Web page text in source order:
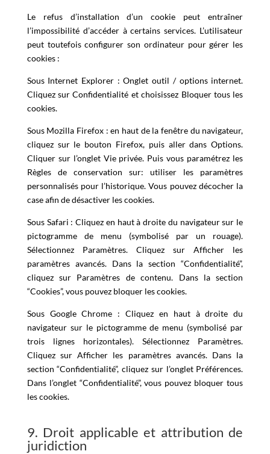
Le refus d’installation d’un cookie peut entraîner
l’impossibilité d’accéder à certains services. L’utilisateur
peut toutefois configurer son ordinateur pour gérer les
cookies :
Sous Internet Explorer : Onglet outil / options internet.
Cliquez sur Confidentialité et choisissez Bloquer tous les
cookies.
Sous Mozilla Firefox : en haut de la fenêtre du navigateur,
cliquez sur le bouton Firefox, puis aller dans Options.
Cliquer sur l’onglet Vie privée. Puis vous paramétrez les
Règles de conservation sur: utiliser les paramètres
personnalisés pour l’historique. Vous pouvez décocher la
case afin de désactiver les cookies.
Sous Safari : Cliquez en haut à droite du navigateur sur le
pictogramme de menu (symbolisé par un rouage).
Sélectionnez Paramètres. Cliquez sur Afficher les
paramètres avancés. Dans la section “Confidentialité”,
cliquez sur Paramètres de contenu. Dans la section
“Cookies”, vous pouvez bloquer les cookies.
Sous Google Chrome : Cliquez en haut à droite du
navigateur sur le pictogramme de menu (symbolisé par
trois lignes horizontales). Sélectionnez Paramètres.
Cliquez sur Afficher les paramètres avancés. Dans la
section “Confidentialité”, cliquez sur l’onglet Préférences.
Dans l’onglet “Confidentialité”, vous pouvez bloquer tous
les cookies.
9. Droit applicable et attribution de
juridiction